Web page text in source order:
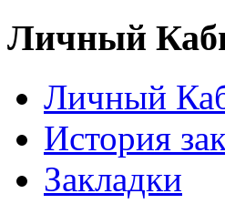
Личный
Личный
История
Закладки